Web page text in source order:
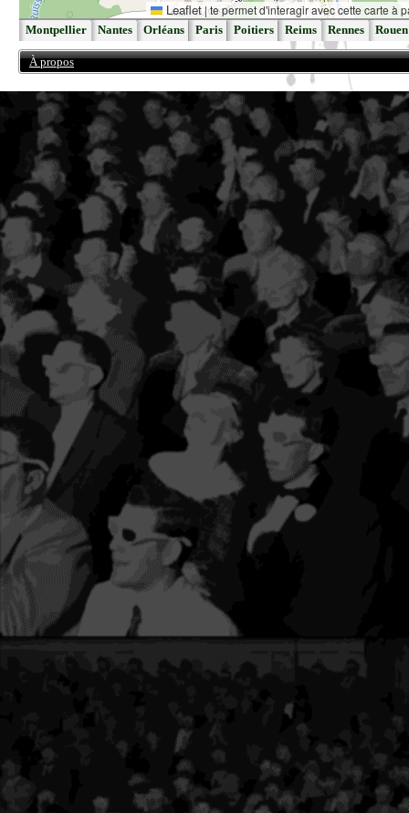
Leaflet |te permet d'interagir avec cette carte à
Montpellier Nantes Orléans Paris Poitiers Reims Rennes Rouen
À propos